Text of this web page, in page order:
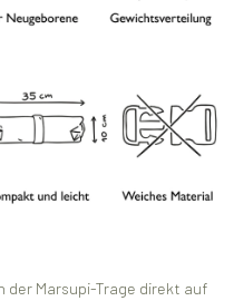
der Marsupi-Trage direkt auf